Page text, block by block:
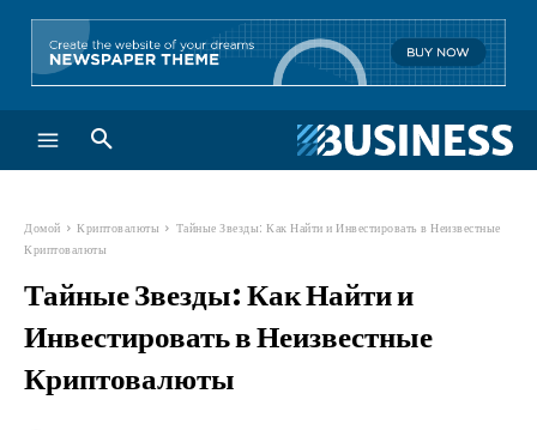
Домой Криптовалюты
Тайные Звезды: Как Найти и Инвестировать в Неизвестные
Криптовалюты
Тайные Звезды: Как Найти и
Инвестировать в Неизвестные
Криптовалюты